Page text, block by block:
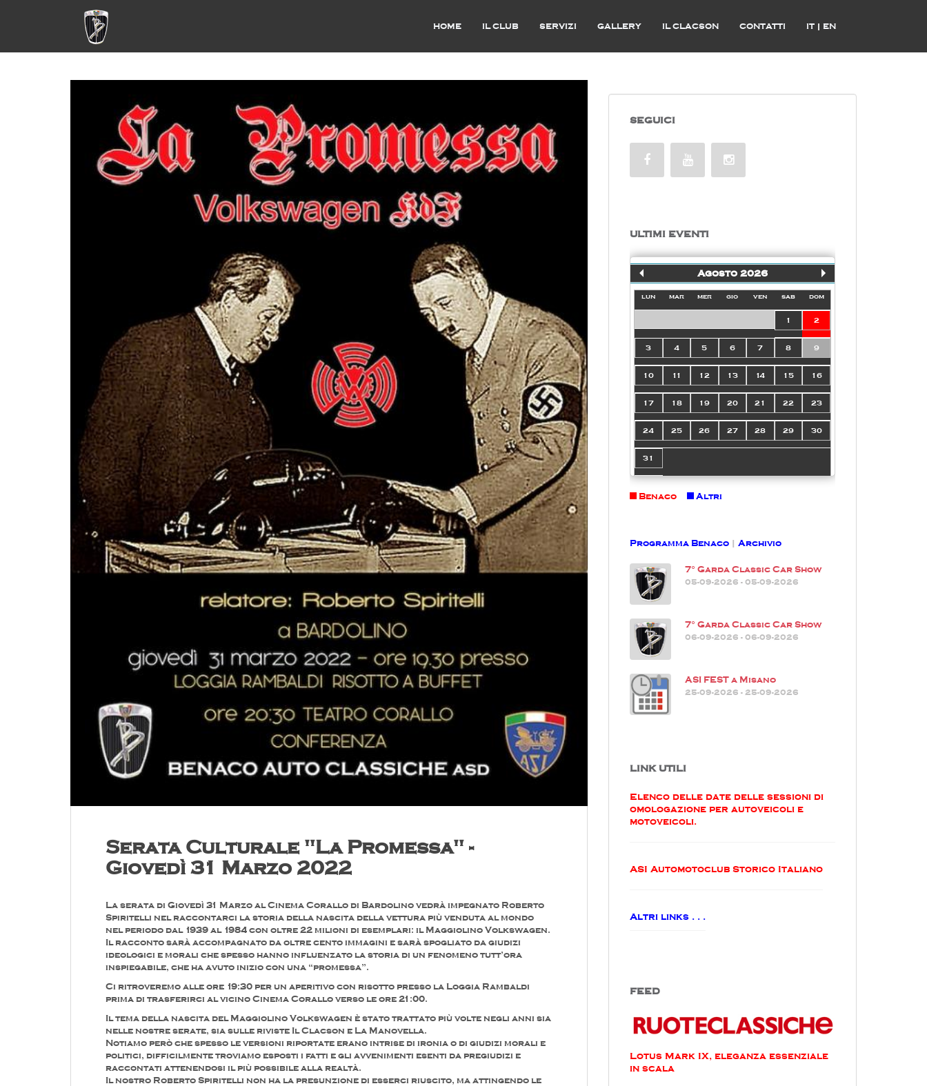
HOME IL CLUB SERVIZI GALLERY IL CLACSON CONTATTI IT | EN
Serata Culturale "La Promessa" -
Giovedì 31 Marzo 2022
La serata di Giovedì 31 Marzo al Cinema Corallo di Bardolino vedrà impegnato Roberto
Spiritelli nel raccontarci la storia della nascita della vettura più venduta al mondo
nel periodo dal 1939 al 1984 con oltre 22 milioni di esemplari: il Maggiolino Volkswagen.
Il racconto sarà accompagnato da oltre cento immagini e sarà spogliato da giudizi
ideologici e morali che spesso hanno influenzato la storia di un fenomeno tutt’ora
inspiegabile, che ha avuto inizio con una “promessa”.
Ci ritroveremo alle ore 19:30 per un aperitivo con risotto presso la Loggia Rambaldi
prima di trasferirci al vicino Cinema Corallo verso le ore 21:00.
Il tema della nascita del Maggiolino Volkswagen è stato trattato più volte negli anni sia
nelle nostre serate, sia sulle riviste Il Clacson e La Manovella.
Notiamo però che spesso le versioni riportate erano intrise di ironia o di giudizi morali e
politici, difficilmente troviamo esposti i fatti e gli avvenimenti esenti da pregiudizi e
raccontati attenendosi il più possibile alla realtà.
Il nostro Roberto Spiritelli non ha la presunzione di esserci riuscito, ma attingendo le
SEGUICI
ULTIMI EVENTI
Agosto 2026
lun mar mer gio ven sab dom
1 2
3 4 5 6 7 8 9
10 11 12 13 14 15 16
17 18 19 20 21 22 23
24 25 26 27 28 29 30
31
Benaco Altri
Programma Benaco | Archivio
7° Garda Classic Car Show
05-09-2026 - 05-09-2026
7° Garda Classic Car Show
06-09-2026 - 06-09-2026
ASI FEST a Misano
25-09-2026 - 25-09-2026
LINK UTILI
Elenco delle date delle sessioni di
omologazione per autoveicoli e
motoveicoli.
ASI Automotoclub Storico Italiano
Altri links . . .
FEED
Lotus Mark IX, eleganza essenziale
in scala